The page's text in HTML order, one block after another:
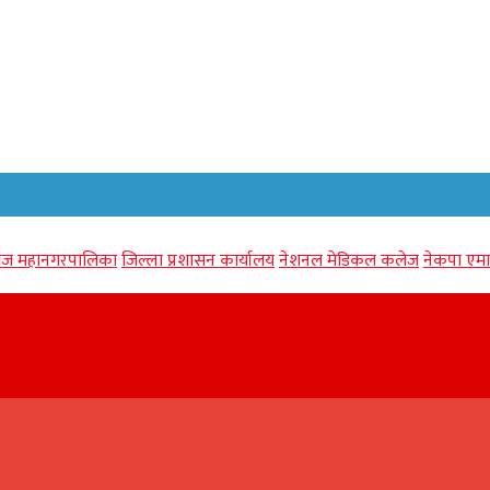
महानगरपालिकाजिल्ला प्रशासन कार्यालयनेशनल मेडिकल कलेजनेकपा